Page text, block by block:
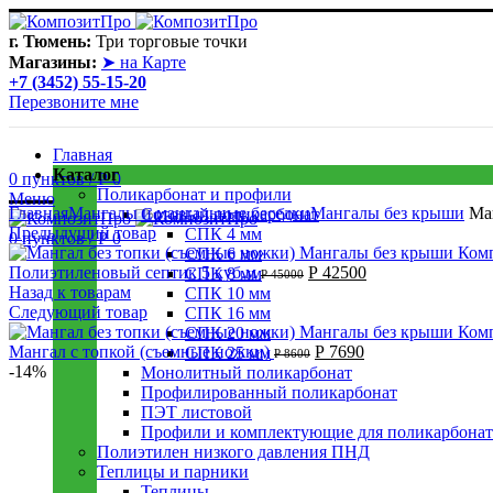
Лето сегодня только в теплице! В любую погоду она
г. Тюмень: Три торговые точки
Магазины: ➤ на Карте
+7 (3452) 55-15-20
Перезвоните мне
0 пунктов / Р0
Меню
0пунктов / Р0
Главная
Каталог
Поликарбонат и профили
Сотовый поликарбонат
СПК 4 мм
СПК 6 мм
СПК 8 мм
СПК 10 мм
СПК 16 мм
СПК 20 мм
СПК 25 мм
Монолитный поликарбонат
Профилированный поликарбонат
ПЭТ листовой
Профили и комплектующие для
Полиэтилен низкого давления ПНД
Теплицы и парники
ГлавнаяМангалы и мангальные беседкиМангалы без крыши
Предыдущий товар
Полиэтиленовый септик 5 куб.мР45000 Р 42500
Назад к товарам
Следующий товар
Мангал с топкой (съемные ножки) Р8600 Р 7690
-14%